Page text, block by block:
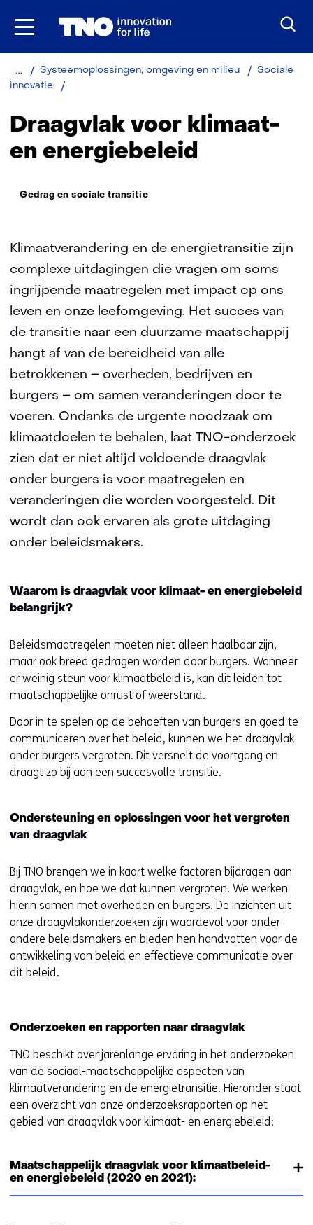
Ga
Home Systeemoplossingen, omgeving en milieu
Sociale
innovatie
Draagvlak voor klimaat-
en energiebeleid
Thema:
Gedrag en sociale transitie
Klimaatverandering en de energietransitie zijn
complexe uitdagingen die vragen om soms
ingrijpende maatregelen met impact op ons
leven en onze leefomgeving. Het succes van
de transitie naar een duurzame maatschappij
hangt af van de bereidheid van alle
betrokkenen – overheden, bedrijven en
burgers – om samen veranderingen door te
voeren. Ondanks de urgente noodzaak om
klimaatdoelen te behalen, laat TNO-onderzoek
zien dat er niet altijd voldoende draagvlak
onder burgers is voor maatregelen en
veranderingen die worden voorgesteld. Dit
wordt dan ook ervaren als grote uitdaging
onder beleidsmakers.
Waarom is draagvlak voor klimaat- en energiebeleid
belangrijk?
Beleidsmaatregelen moeten niet alleen haalbaar zijn,
maar ook breed gedragen worden door burgers. Wanneer
er weinig steun voor klimaatbeleid is, kan dit leiden tot
maatschappelijke onrust of weerstand.
Door in te spelen op de behoeften van burgers en goed te
communiceren over het beleid, kunnen we het draagvlak
onder burgers vergroten. Dit versnelt de voortgang en
draagt zo bij aan een succesvolle transitie.
Ondersteuning en oplossingen voor het vergroten
van draagvlak
Bij TNO brengen we in kaart welke factoren bijdragen aan
draagvlak, en hoe we dat kunnen vergroten. We werken
hierin samen met overheden en burgers. De inzichten uit
onze draagvlakonderzoeken zijn waardevol voor onder
andere beleidsmakers en bieden hen handvatten voor de
ontwikkeling van beleid en effectieve communicatie over
dit beleid.
Onderzoeken en rapporten naar draagvlak
TNO beschikt over jarenlange ervaring in het onderzoeken
van de sociaal-maatschappelijke aspecten van
klimaatverandering en de energietransitie. Hieronder staat
een overzicht van onze onderzoeksrapporten op het
gebied van draagvlak voor klimaat- en energiebeleid:
Maatschappelijk draagvlak voor klimaatbeleid-
en energiebeleid (2020 en 2021):